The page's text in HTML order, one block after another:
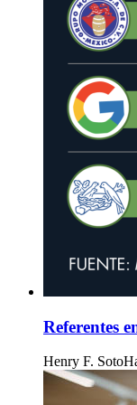
Referentes
Henry F. Soto